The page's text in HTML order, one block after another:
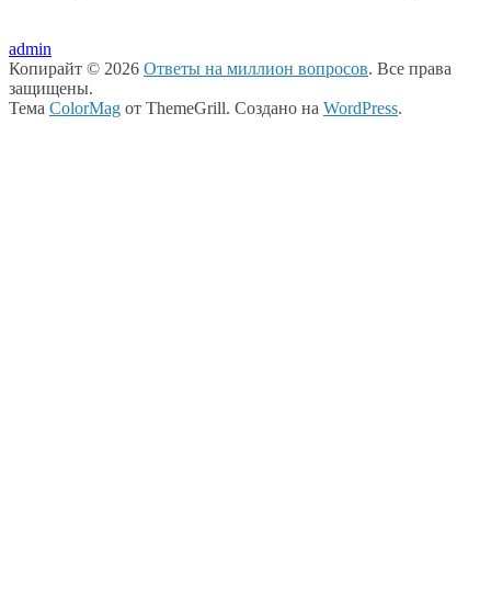
admin
Копирайт © 2026 Ответы на миллион вопросов. Все права
защищены.
Тема ColorMag от ThemeGrill. Создано на WordPress.